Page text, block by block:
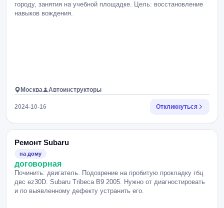
городу, занятия на учебной площадке. Цель: восстановление
навыков вождения.
Москва Автоинструкторы
2024-10-16 Откликнуться
Ремонт Subaru
на дому
договорная
Починить: двигатель. Подозрение на пробитую прокладку гбц
двс ez30D. Subaru Tribeca B9 2005. Нужно от диагностировать
и по выявленному дефекту устранить его.